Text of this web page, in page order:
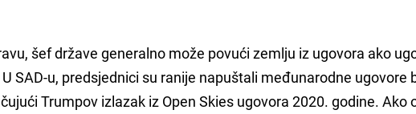
šef države generalno može povući zemlju iz ugovora ako
SAD-u, predsjednici su ranije napuštali međunarodne ugovore
Trumpov izlazak iz Open Skies ugovora 2020. godine. Ako